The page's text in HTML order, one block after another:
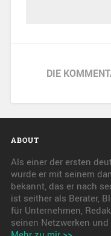
DIE
ABOUT
Als einer der ersten
wurde er mit seinem
bekannt, das er nach
ist seither als Berater,
für Unternehmen,
seinen Netzwerken